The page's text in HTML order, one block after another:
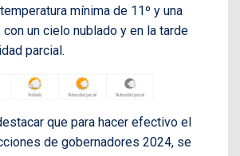
mínima de 11º y una
con un cielo nublado y en la tarde
parcial.
que para hacer efectivo el
de gobernadores 2024, se